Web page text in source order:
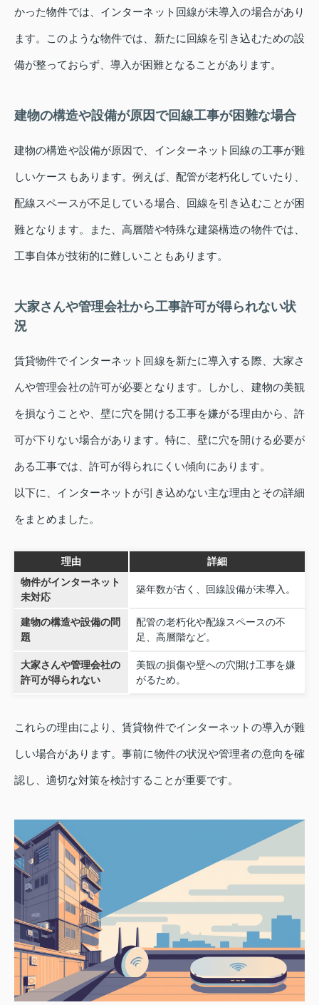
かった物件では、インターネット回線が未導入の場合があり
ます。このような物件では、新たに回線を引き込むための設
備が整っておらず、導入が困難となることがあります。
建物の構造や設備が原因で回線工事が困難な場合
建物の構造や設備が原因で、インターネット回線の工事が難
しいケースもあります。例えば、配管が老朽化していたり、
配線スペースが不足している場合、回線を引き込むことが困
難となります。また、高層階や特殊な建築構造の物件では、
工事自体が技術的に難しいこともあります。
大家さんや管理会社から工事許可が得られない状
況
賃貸物件でインターネット回線を新たに導入する際、大家さ
んや管理会社の許可が必要となります。しかし、建物の美観
を損なうことや、壁に穴を開ける工事を嫌がる理由から、許
可が下りない場合があります。特に、壁に穴を開ける必要が
ある工事では、許可が得られにくい傾向にあります。
以下に、インターネットが引き込めない主な理由とその詳細
をまとめました。
理由
詳細
物件がインターネット
未対応
築年数が古く、回線設備が未導入。
建物の構造や設備の問
題
配管の老朽化や配線スペースの不
足、高層階など。
大家さんや管理会社の
許可が得られない
美観の損傷や壁への穴開け工事を嫌
がるため。
これらの理由により、賃貸物件でインターネットの導入が難
しい場合があります。事前に物件の状況や管理者の意向を確
認し、適切な対策を検討することが重要です。